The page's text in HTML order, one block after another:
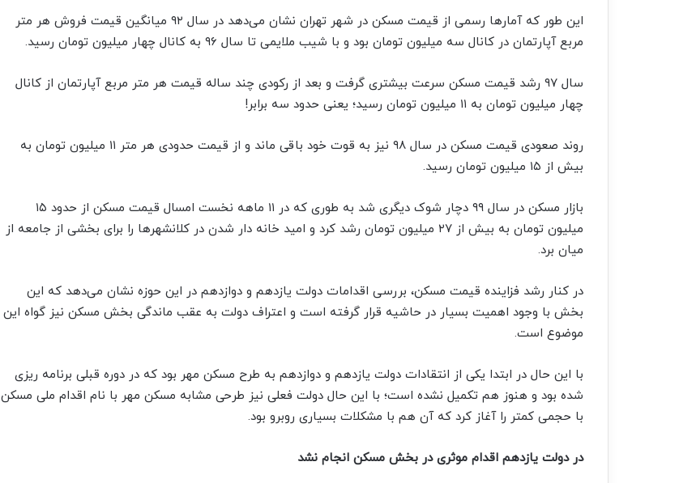
این طور که آمار‌ها رسمی از قیمت مسکن در شهر تهران نشان می‌دهد در سال ۹۲ میانگین قیمت فروش هر متر
مربع آپارتمان در کانال سه میلیون تومان بود و با شیب ملایمی تا سال ۹۶ به کانال چهار میلیون تومان رسید.
سال ۹۷ رشد قیمت مسکن سرعت بیشتری گرفت و بعد از رکودی چند ساله قیمت هر متر مربع آپارتمان از کانال
چهار میلیون تومان به ۱۱ میلیون تومان رسید؛ یعنی حدود سه برابر!
روند صعودی قیمت مسکن در سال ۹۸ نیز به قوت خود باقی ماند و از قیمت حدودی هر متر ۱۱ میلیون تومان به
بیش از ۱۵ میلیون تومان رسید.
بازار مسکن در سال ۹۹ دچار شوک دیگری شد به طوری که در ۱۱ ماهه نخست امسال قیمت مسکن از حدود ۱۵
میلیون تومان به بیش از ۲۷ میلیون تومان رشد کرد و امید خانه دار شدن در کلانشهر‌ها را برای بخشی از جامعه از
میان برد.
در کنار رشد فزاینده قیمت مسکن، بررسی اقدامات دولت یازدهم و دوازدهم در این حوزه نشان می‌دهد که این
بخش با وجود اهمیت بسیار در حاشیه قرار گرفته است و اعتراف دولت به عقب ماندگی بخش مسکن نیز گواه این
موضوع است.
با این حال در ابتدا یکی از انتقادات دولت یازدهم و دوازدهم به طرح مسکن مهر بود که در دوره قبلی برنامه ریزی
شده بود و هنوز هم تکمیل نشده است؛ با این حال دولت فعلی نیز طرحی مشابه مسکن مهر با نام اقدام ملی مسکن
با حجمی کمتر را آغاز کرد که آن هم با مشکلات بسیاری روبرو بود.
در دولت یازدهم اقدام موثری در بخش مسکن انجام نشد